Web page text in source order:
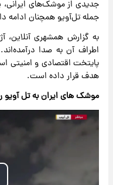
جدیدی از موشک‌های ایرانی،
جمله تل‌آویو همچنان ادامه
به گزارش همشهری آنلاین،
اطراف آن به صدا درآمده‌اند.
پایتخت اقتصادی و امنیتی
هدف قرار داده است.
موشک های ایران به تل آویو